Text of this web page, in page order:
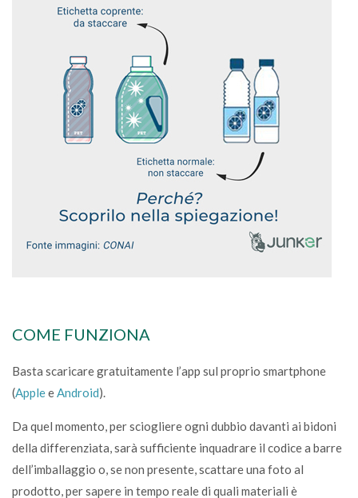
COME FUNZIONA
Basta scaricare gratuitamente l’app sul proprio smartphone
(AppleeAndroid).
Da quel momento, per sciogliere ogni dubbio davanti ai bidoni
della differenziata, sarà sufficiente inquadrare il codice a barre
dell’imballaggio o, se non presente, scattare una foto al
prodotto, per sapere in tempo reale di quali materiali è